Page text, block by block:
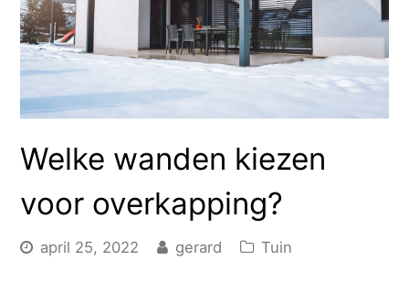
Welke wanden kiezen
voor overkapping?
april 25, 2022 gerard Tuin